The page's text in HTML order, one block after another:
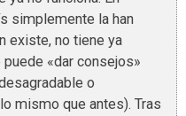
simplemente la han
existe, no tiene ya
«dar consejos»
o
mismo que antes). Tras